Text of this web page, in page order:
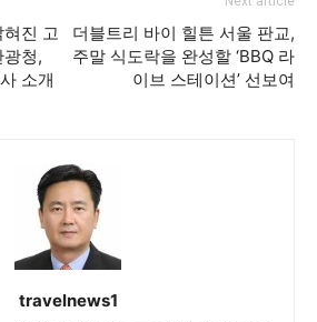
진 고
청,
소개
더블트리 바이 힐튼 서울 판교,
주말 식도락을 완성할 ‘BBQ 라
이브 스테이션’ 선보여
travelnews1